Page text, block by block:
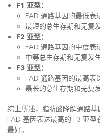
F1 亚型：
FAD 通路基因的最低表
最短的总生存期和无复
F2 亚型：
FAD 通路基因的中度表
中等总生存期和无复发
F3 亚型：
FAD 通路基因的最高表
最长的总生存期和无复
综上所述，脂肪酸降解通路
FAD 基因表达最高的 F3 亚
最好。